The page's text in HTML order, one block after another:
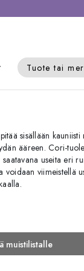
Tuote tai
sisällään
ääreen. Cori-
useita eri
viimeistellä
muistilistalle